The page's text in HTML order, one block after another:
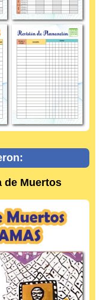
de Muertos